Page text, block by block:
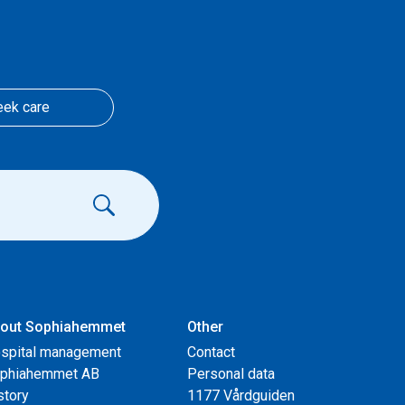
care
Sophiahemmet
management
AB
Other
Contact
Personal data
1177 Vårdguiden